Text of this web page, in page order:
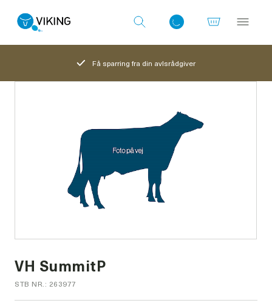
Få sparring fra din avlsrådgiver
VH SummitP
STB NR.: 263977